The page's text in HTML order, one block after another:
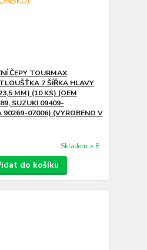
ČEPY TOURMAX
7 ŠÍŘKA HLAVY
MM) (10 KS) (OEM
SUZUKI 09409-
90269-07006) (VYROBENO V
Skladem > 8
do košíku